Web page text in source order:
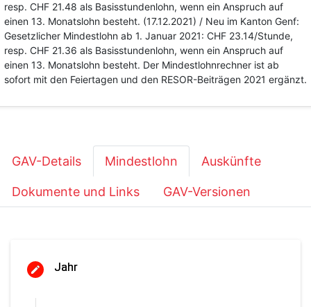
resp. CHF 21.48 als Basisstundenlohn, wenn ein Anspruch auf
einen 13. Monatslohn besteht. (17.12.2021) / Neu im Kanton Genf:
Gesetzlicher Mindestlohn ab 1. Januar 2021: CHF 23.14/Stunde,
resp. CHF 21.36 als Basisstundenlohn, wenn ein Anspruch auf
einen 13. Monatslohn besteht. Der Mindestlohnrechner ist ab
sofort mit den Feiertagen und den RESOR-Beiträgen 2021 ergänzt.
GAV-Details Mindestlohn Auskünfte
Dokumente und Links GAV-Versionen
Jahr